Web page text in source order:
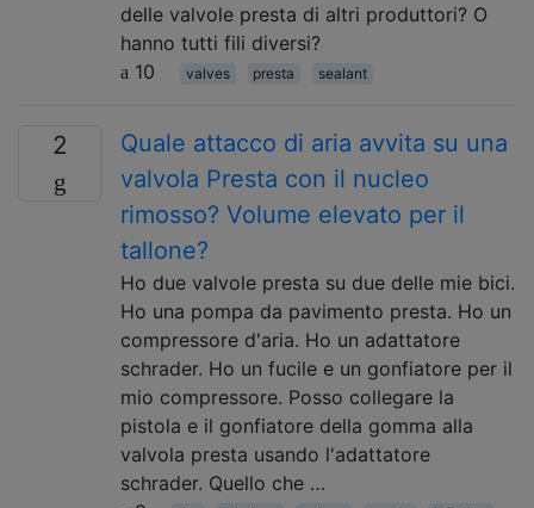
delle valvole presta di altri produttori? O
hanno tutti fili diversi?
10
valves presta sealant
2
Quale attacco di aria avvita su una
valvola Presta con il nucleo
rimosso? Volume elevato per il
tallone?
Ho due valvole presta su due delle mie bici.
Ho una pompa da pavimento presta. Ho un
compressore d'aria. Ho un adattatore
schrader. Ho un fucile e un gonfiatore per il
mio compressore. Posso collegare la
pistola e il gonfiatore della gomma alla
valvola presta usando l'adattatore
schrader. Quello che …